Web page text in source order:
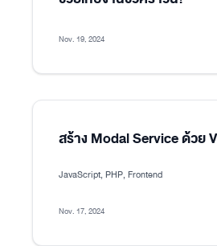
Nov. 19, 2024
สร้าง Modal Service ด้วย
JavaScript, PHP, Frontend
Nov. 17, 2024